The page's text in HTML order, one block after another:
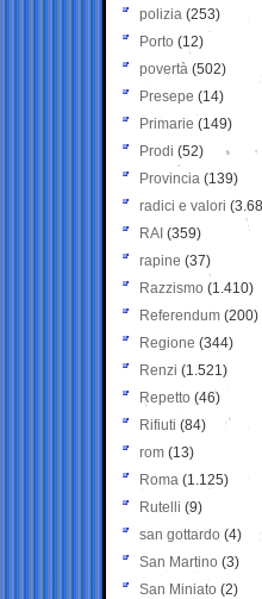
polizia (253)
Porto (12)
povertà (502)
Presepe (14)
Primarie (149)
Prodi (52)
Provincia (139)
radici e valori
RAI (359)
rapine (37)
Razzismo (1.410)
Referendum (200)
Regione (344)
Renzi (1.521)
Repetto (46)
Rifiuti (84)
rom (13)
Roma (1.125)
Rutelli (9)
san gottardo (4)
San Martino (3)
San Miniato (2)